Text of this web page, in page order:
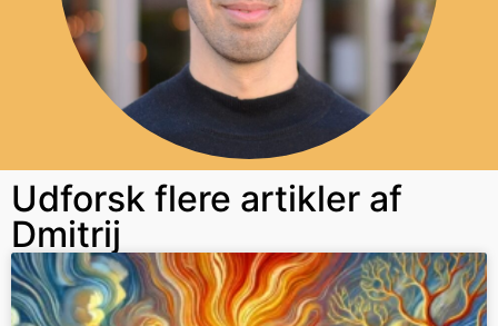
Udforsk flere artikler af
Dmitrij